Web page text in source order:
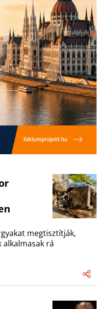
megtisztítják,
alkalmasak rá